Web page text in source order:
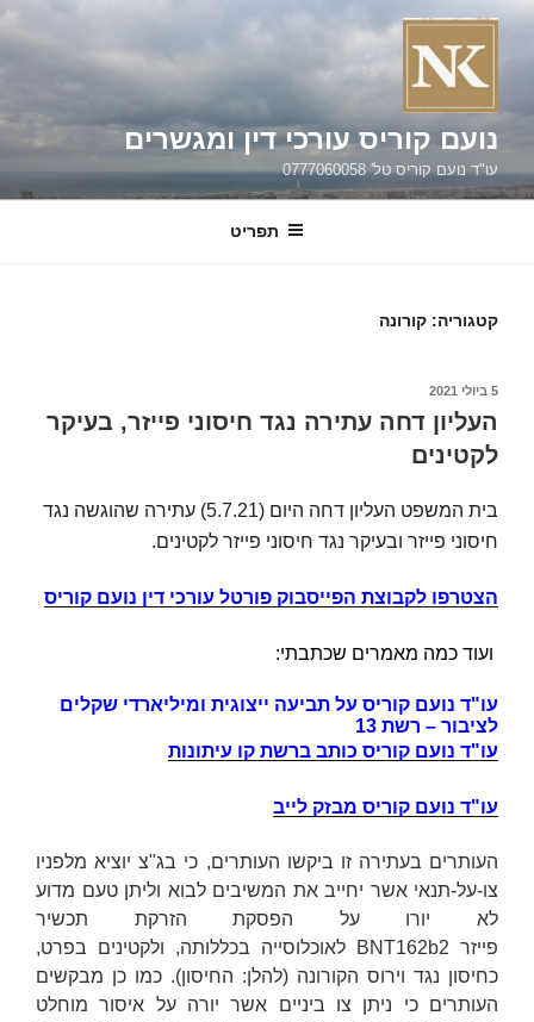
דילוג
נועם קוריס עורכי דין ומגשרים
עו"ד נועם קוריס טל' 0777060058
תפריט
קטגוריה: קורונה
פורסם
5 ביולי 2021
העליון דחה עתירה נגד חיסוני פייזר, בעיקר
לקטינים
בית המשפט העליון דחה היום (5.7.21) עתירה שהוגשה נגד
חיסוני פייזר ובעיקר נגד חיסוני פייזר לקטינים.
הצטרפו לקבוצת הפייסבוק פורטל עורכי דין נועם קוריס
ועוד כמה מאמרים שכתבתי:
עו"ד נועם קוריס על תביעה ייצוגית ומיליארדי שקלים
לציבור – רשת 13
עו"ד נועם קוריס כותב ברשת קו עיתונות
עו"ד נועם קוריס מבזק לייב
העותרים בעתירה זו ביקשו העותרים, כי בג"צ יוציא מלפניו
צו-על-תנאי אשר יחייב את המשיבים לבוא וליתן טעם מדוע
לא יורו על הפסקת הזרקת תכשיר
פייזר BNT162b2
לאוכלוסייה בכללותה, ולקטינים בפרט,
כחיסון נגד וירוס הקורונה (להלן: החיסון). כמו כן מבקשים
העותרים כי ניתן צו ביניים אשר יורה על איסור מוחלט